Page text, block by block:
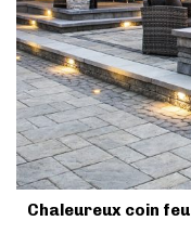
Chaleureux coin feu